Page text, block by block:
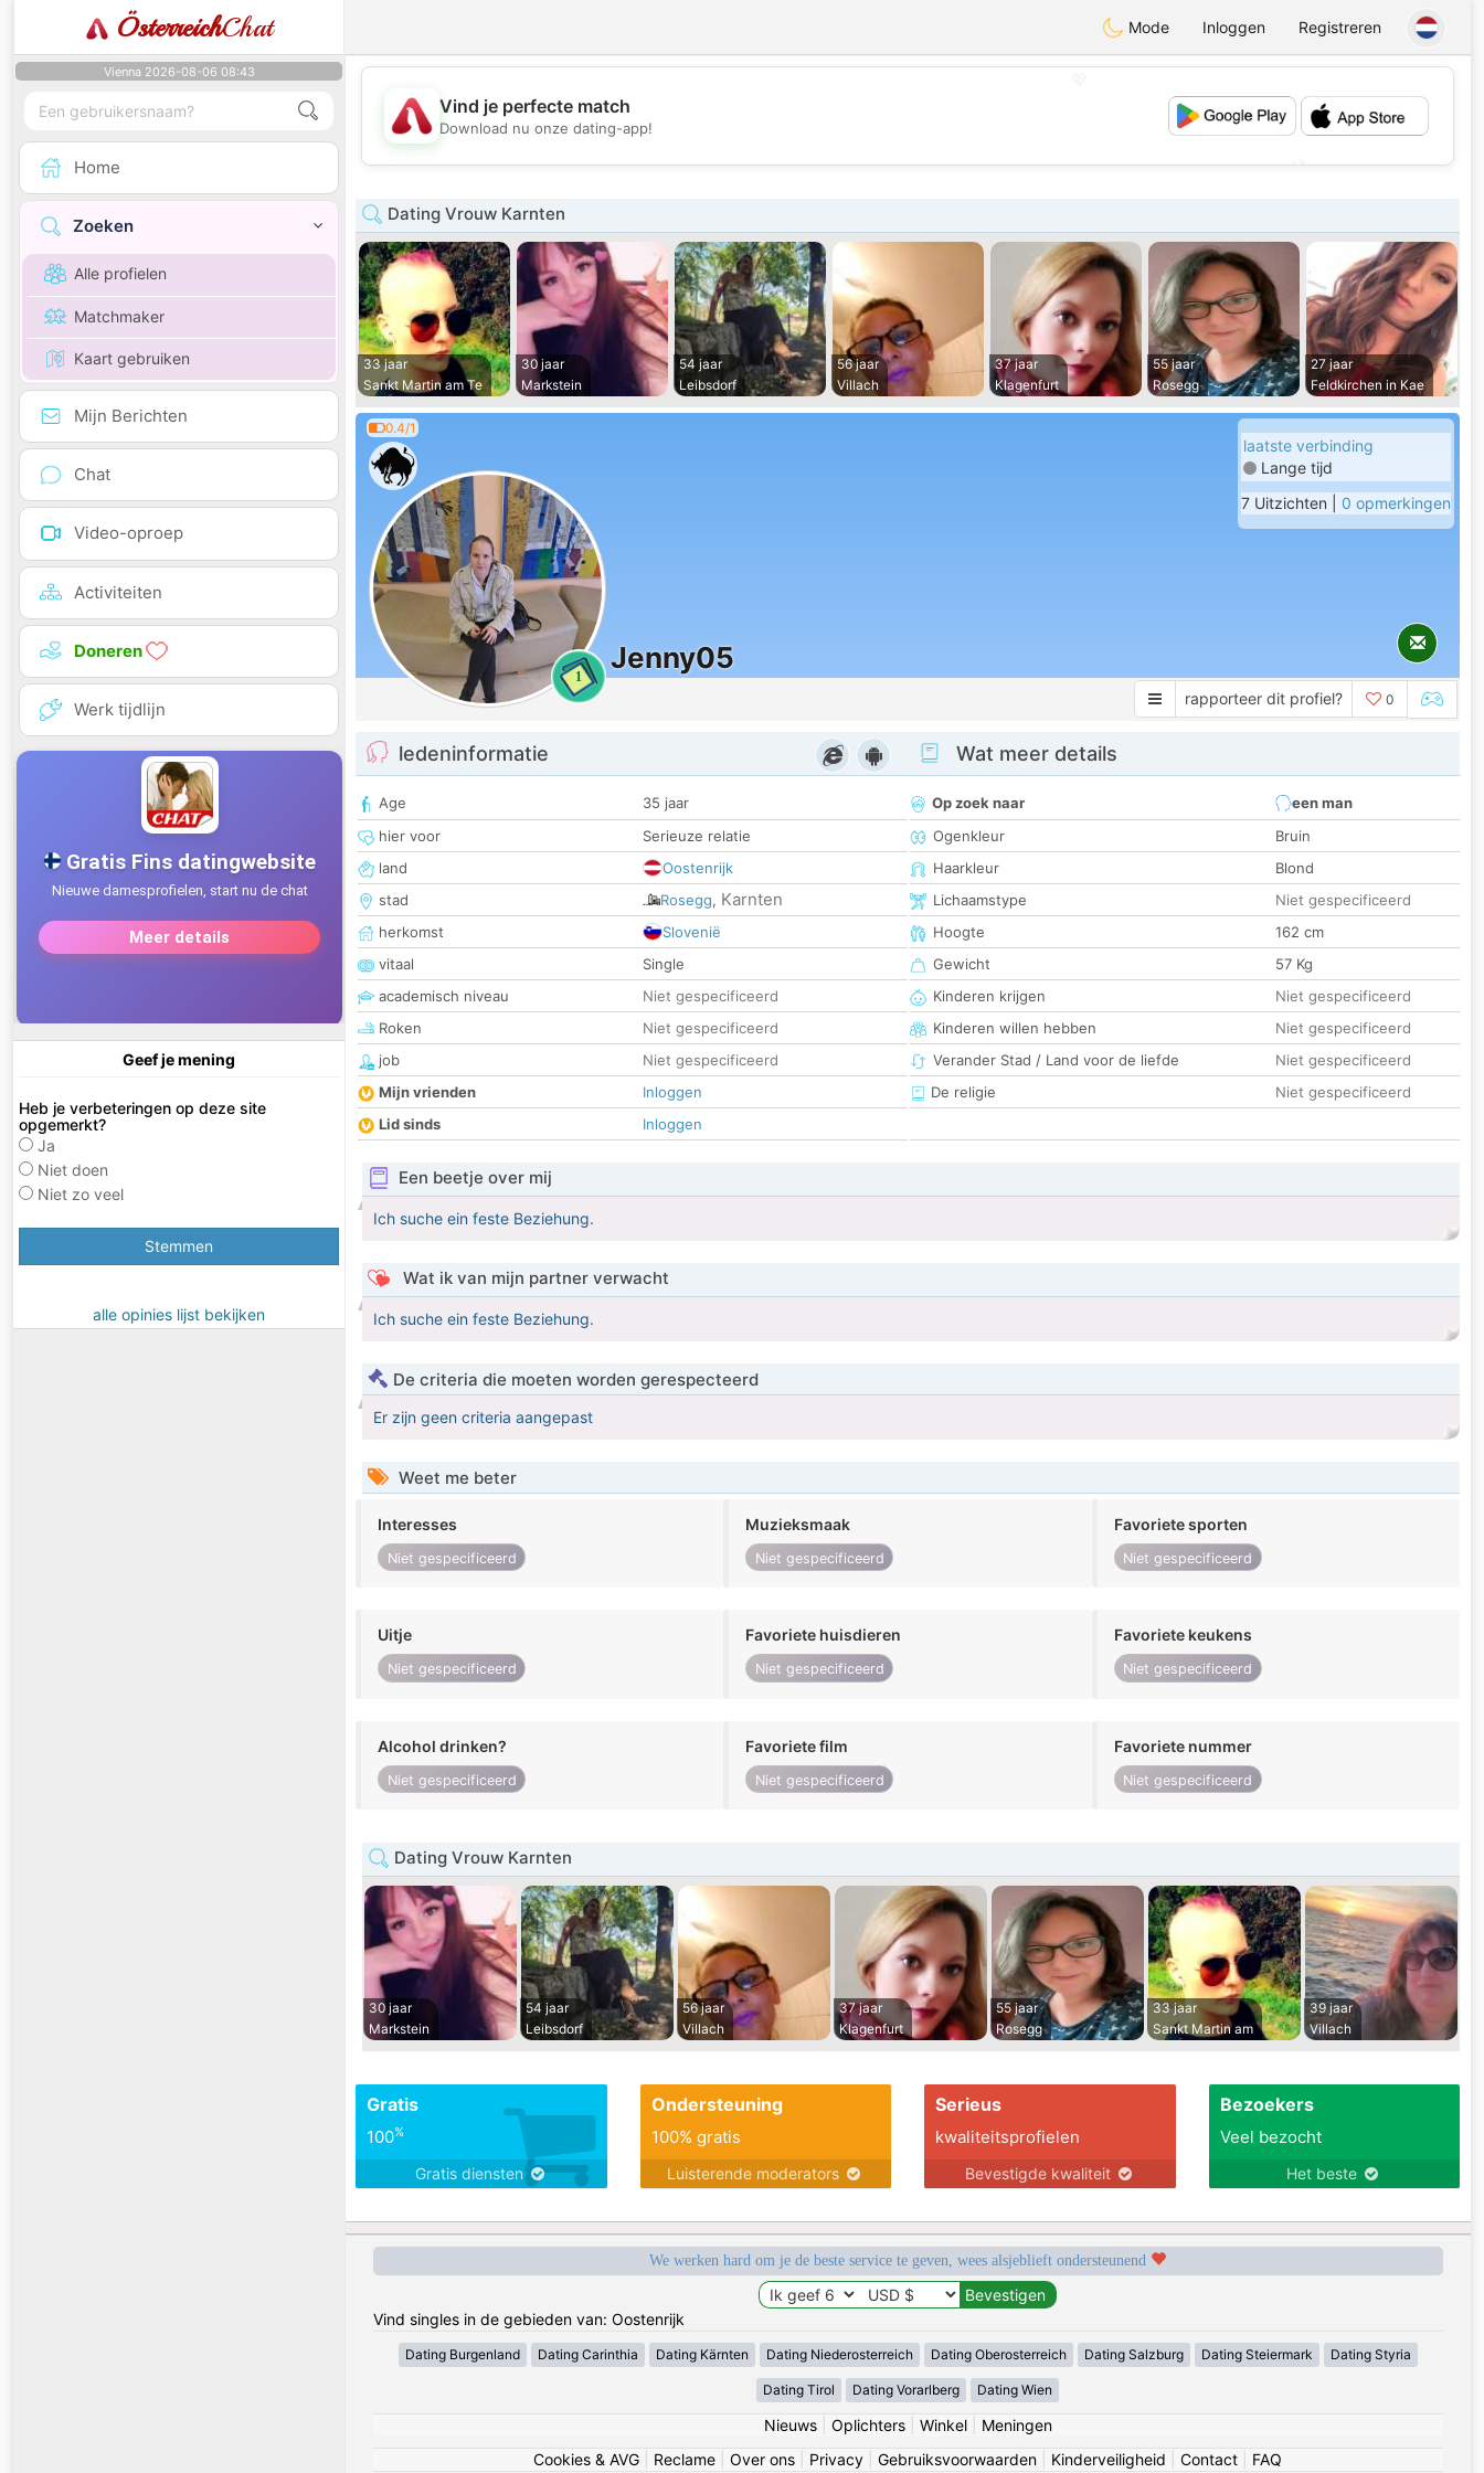
ÖsterreichChat Mode Inloggen Registreren
Vienna 2026-08-06 08:43
Home
Zoeken
Alle profielen
Matchmaker
Kaart gebruiken
Mijn Berichten
Chat
Video-oproep
Activiteiten
Doneren
Werk tijdlijn
Geef je mening
Heb je verbeteringen op deze site
opgemerkt?
Ja
Niet doen
Niet zo veel
Stemmen
alle opinies lijst bekijken
💕
Vind je perfecte match
Download nu onze dating-app!
Dating Vrouw Karnten
33 jaar
Sankt Martin am Te
30 jaar
Markstein
54 jaar
Leibsdorf
56 jaar
Villach
37 jaar
Klagenfurt
55 jaar
Rosegg
27 jaar
Feldkirchen in Kae
0.4/1
1
Jenny05
laatste verbinding
Lange tijd
7 Uitzichten | 0 opmerkingen
rapporteer dit profiel? 0
ledeninformatie
Age
35 jaar
hier voor
Serieuze relatie
land
Oostenrijk
stad
Rosegg, Karnten
herkomst
Slovenië
vitaal
Single
academisch niveau
Niet gespecificeerd
Roken
Niet gespecificeerd
job
Niet gespecificeerd
Mijn vrienden
Inloggen
Lid sinds
Inloggen
Wat meer details
Op zoek naar
een man
Ogenkleur
Bruin
Haarkleur
Blond
Lichaamstype
Niet gespecificeerd
Hoogte
162 cm
Gewicht
57 Kg
Kinderen krijgen
Niet gespecificeerd
Kinderen willen hebben
Niet gespecificeerd
Verander Stad / Land voor de liefde
Niet gespecificeerd
De religie
Niet gespecificeerd
Een beetje over mij
Ich suche ein feste Beziehung.
Wat ik van mijn partner verwacht
Ich suche ein feste Beziehung.
De criteria die moeten worden gerespecteerd
Er zijn geen criteria aangepast
Weet me beter
Interesses
Niet gespecificeerd
Muzieksmaak
Niet gespecificeerd
Favoriete sporten
Niet gespecificeerd
Uitje
Niet gespecificeerd
Favoriete huisdieren
Niet gespecificeerd
Favoriete keukens
Niet gespecificeerd
Alcohol drinken?
Niet gespecificeerd
Favoriete film
Niet gespecificeerd
Favoriete nummer
Niet gespecificeerd
Dating Vrouw Karnten
30 jaar
Markstein
54 jaar
Leibsdorf
56 jaar
Villach
37 jaar
Klagenfurt
55 jaar
Rosegg
33 jaar
Sankt Martin am
39 jaar
Villach
Gratis
100%
Gratis diensten
Ondersteuning
100% gratis
Luisterende moderators
Serieus
kwaliteitsprofielen
Bevestigde kwaliteit
Bezoekers
Veel bezocht
Het beste
We werken hard om je de beste service te geven, wees alsjeblieft ondersteunend
Vind singles in de gebieden van: Oostenrijk
Dating Burgenland Dating Carinthia Dating Kärnten Dating Niederosterreich Dating Oberosterreich Dating Salzburg Dating Steiermark Dating Styria
Dating Tirol Dating Vorarlberg Dating Wien
Nieuws| Oplichters| Winkel| Meningen
Cookies & AVG
Reclame Over ons Privacy Gebruiksvoorwaarden Kinderveiligheid Contact FAQ